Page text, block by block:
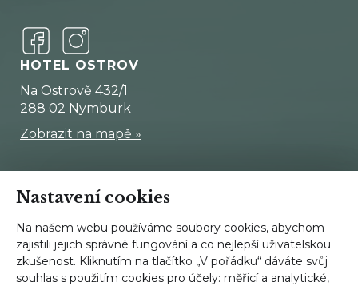
Nastavení cookies
Na našem webu používáme soubory cookies, abychom
zajistili jejich správné fungování a co nejlepší uživatelskou
zkušenost. Kliknutím na tlačítko „V pořádku“ dáváte svůj
souhlas s použitím cookies pro účely: měřicí a analytické,
HOTEL OSTROV
Na Ostrově 432/1
288 02 Nymburk
Zobrazit na mapě »
V neděli 9.8.2026bude restaurace a
zahrádka pro veřejnost uzavřena z
důvodu soukromé události.